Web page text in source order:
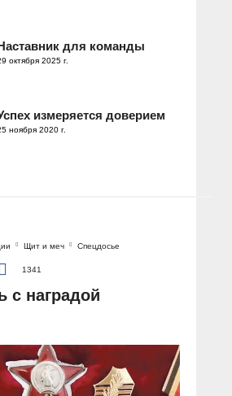
для команды
октября 2025 г.
измеряется доверием
ноября 2020 г.
Щит и меч Спецдосье
1341
с наградой